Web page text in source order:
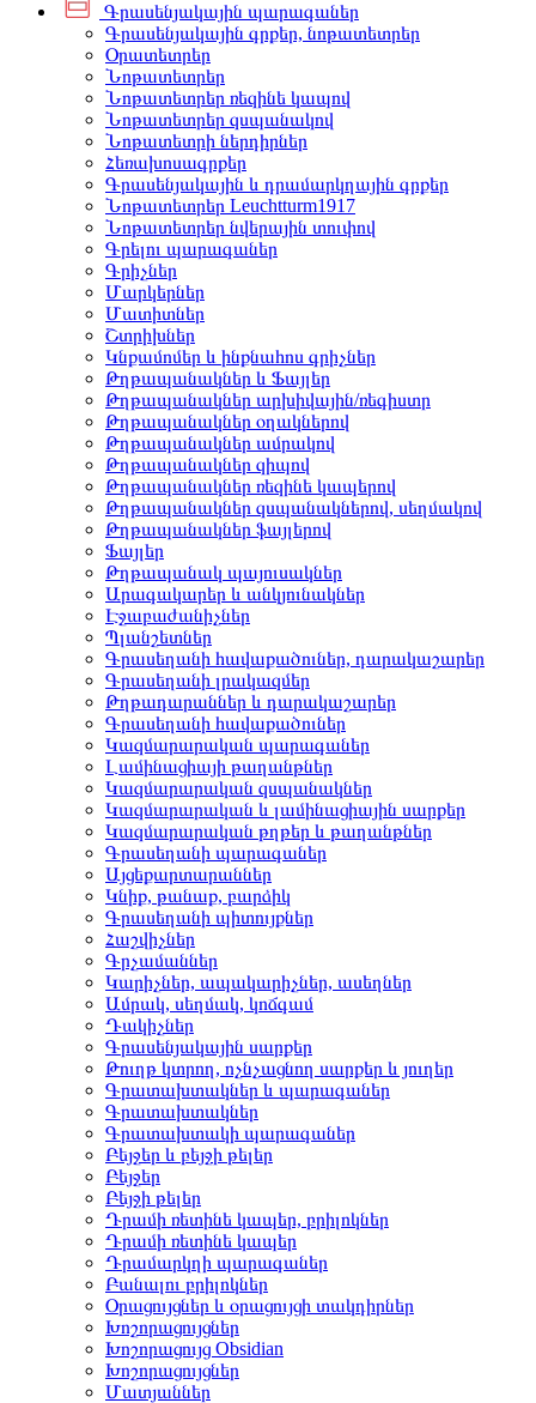
Գրասենյակային պարագաներ
Գրասենյակային գրքեր, նոթատետրեր
Օրատետրեր
Նոթատետրեր
Նոթատետրեր ռեզինե կապով
Նոթատետրեր զսպանակով
Նոթատետրի ներդիրներ
Հեռախոսագրքեր
Գրասենյակային և դրամարկղային գրքեր
Նոթատետրեր Leuchtturm1917
Նոթատետրեր նվերային տուփով
Գրելու պարագաներ
Գրիչներ
Մարկերներ
Մատիտներ
Շտրիխներ
Կնքամոմեր և ինքնահոս գրիչներ
Թղթապանակներ և Ֆայլեր
Թղթապանակներ արխիվային/ռեգիստր
Թղթապանակներ օղակներով
Թղթապանակներ ամրակով
Թղթապանակներ զիպով
Թղթապանակներ ռեզինե կապերով
Թղթապանակներ զսպանակներով, սեղմակով
Թղթապանակներ ֆայլերով
Ֆայլեր
Թղթապանակ պայուսակներ
Արագակարեր և անկյունակներ
Էջաբաժանիչներ
Պլանշետներ
Գրասեղանի հավաքածուներ, դարակաշարեր
Գրասեղանի լրակազմեր
Թղթադարաններ և դարակաշարեր
Գրասեղանի հավաքածուներ
Կազմարարական պարագաներ
Լամինացիայի թաղանթներ
Կազմարարական զսպանակներ
Կազմարարական և լամինացիային սարքեր
Կազմարարական թղթեր և թաղանթներ
Գրասեղանի պարագաներ
Այցեքարտարաններ
Կնիք, թանաք, բարձիկ
Գրասեղանի պիտույքներ
Հաշվիչներ
Գրչամաններ
Կարիչներ, ապակարիչներ, ասեղներ
Ամրակ, սեղմակ, կոճգամ
Դակիչներ
Գրասենյակային սարքեր
Թուղթ կտրող, ոչնչացնող սարքեր և յուղեր
Գրատախտակներ և պարագաներ
Գրատախտակներ
Գրատախտակի պարագաներ
Բեյջեր և բեյջի թելեր
Բեյջեր
Բեյջի թելեր
Դրամի ռետինե կապեր, բրիլոկներ
Դրամի ռետինե կապեր
Դրամարկղի պարագաներ
Բանալու բրիլոկներ
Օրացույցներ և օրացույցի տակդիրներ
Խոշորացույցներ
Խոշորացույց Obsidian
Խոշորացույցներ
Մատյաններ